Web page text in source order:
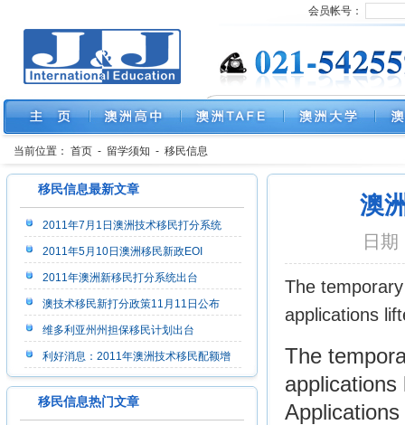
会员帐号：
当前位置： 首页 - 留学须知 - 移民信息
移民信息最新文章
2011年7月1日澳洲技术移民打分系统
2011年5月10日澳洲移民新政EOI
2011年澳洲新移民打分系统出台
澳技术移民新打分政策11月11日公布
维多利亚州州担保移民计划出台
利好消息：2011年澳洲技术移民配额增
移民信息热门文章
澳
日
The
applications
The